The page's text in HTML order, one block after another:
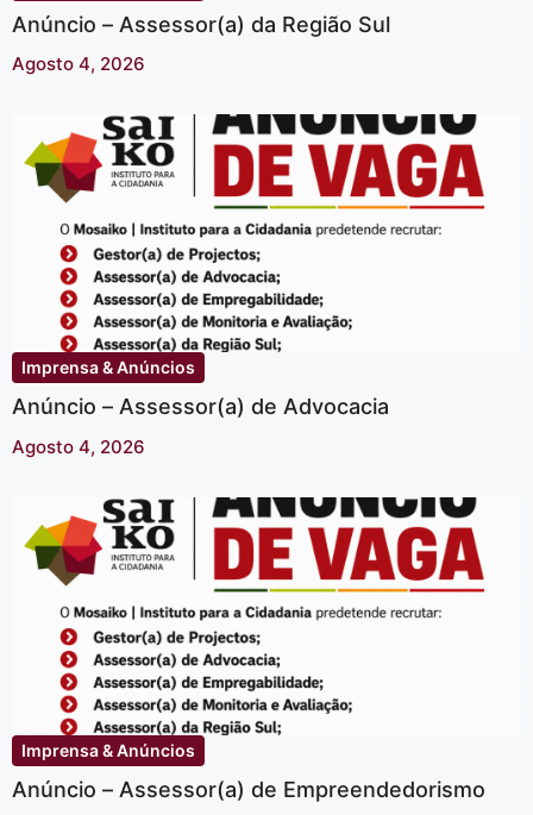
Anúncio – Assessor(a) da Região Sul
Agosto 4, 2026
Imprensa & Anúncios
Anúncio – Assessor(a) de Advocacia
Agosto 4, 2026
Imprensa & Anúncios
Anúncio – Assessor(a) de Empreendedorismo